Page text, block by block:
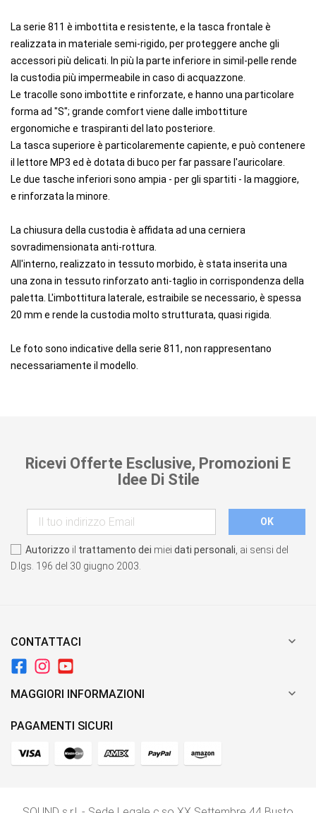
La serie 811 è imbottita e resistente, e la tasca frontale è
realizzata in materiale semi-rigido, per proteggere anche gli
accessori più delicati. In più la parte inferiore in simil-pelle rende
la custodia più impermeabile in caso di acquazzone.
Le tracolle sono imbottite e rinforzate, e hanno una particolare
forma ad "S"; grande comfort viene dalle imbottiture
ergonomiche e traspiranti del lato posteriore.
La tasca superiore è particolaremente capiente, e può contenere
il lettore MP3 ed è dotata di buco per far passare l'auricolare.
Le due tasche inferiori sono ampia - per gli spartiti - la maggiore,
e rinforzata la minore.
La chiusura della custodia è affidata ad una cerniera
sovradimensionata anti-rottura.
All'interno, realizzato in tessuto morbido, è stata inserita una
una zona in tessuto rinforzato anti-taglio in corrispondenza della
paletta. L'imbottitura laterale, estraibile se necessario, è spessa
20 mm e rende la custodia molto strutturata, quasi rigida.
Le foto sono indicative della serie 811, non rappresentano
necessariamente il modello.
Ricevi Offerte Esclusive, Promozioni E
Idee Di Stile
Autorizzo il trattamento dei miei dati personali, ai sensi del
D.lgs. 196 del 30 giugno 2003.
CONTATTACI 
MAGGIORI INFORMAZIONI 
PAGAMENTI SICURI